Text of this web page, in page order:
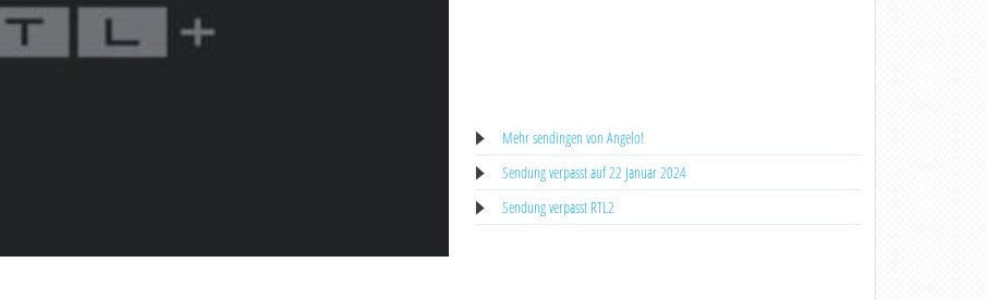
Mehr sendingen von Angelo!
Sendung verpasst auf 22 Januar 2024
Sendung verpasst RTL2